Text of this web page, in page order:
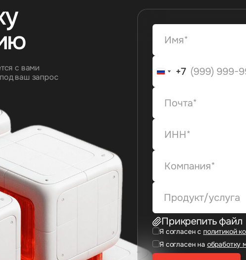
с вами
ваш запрос
+7
+7
Продукт/услуга
Прикрепить файл
Я согласен с политикой
Я согласен на обработку